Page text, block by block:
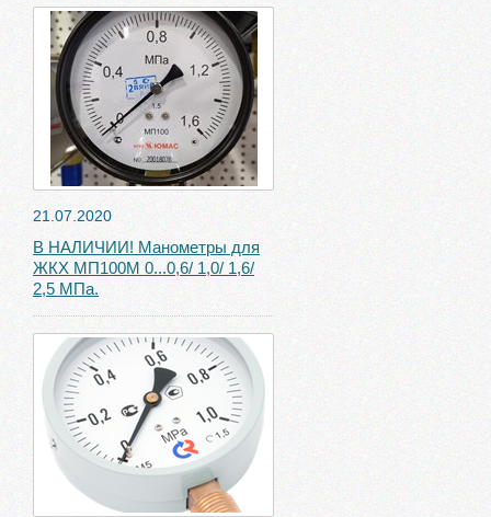
21.07.2020
В НАЛИЧИИ! Манометры для
ЖКХ МП100М 0...0,6/ 1,0/ 1,6/
2,5 МПа.